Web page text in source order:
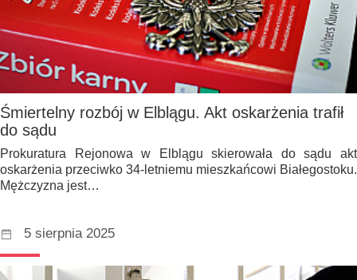
Śmiertelny rozbój w Elblągu. Akt oskarżenia trafił
do sądu
Prokuratura Rejonowa w Elblągu skierowała do sądu akt
oskarżenia przeciwko 34-letniemu mieszkańcowi Białegostoku.
Mężczyzna jest…
5 sierpnia 2025